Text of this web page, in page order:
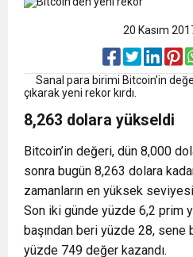
20 Kasım
Sanal para birimi Bitcoin’in
çıkarak yeni rekor kırdı.
8,263 dolara yükseldi
Bitcoin’in değeri, dün 8,000
sonra bugün 8,263 dolara
zamanların en yüksek
Son iki günde yüzde 6,2 prim
başından beri yüzde 28, sene
yüzde 749 değer kazandı.